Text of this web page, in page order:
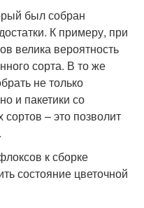
был собран
К примеру, при
велика вероятность
сорта. В то же
не только
и пакетики со
– это позволит
к сборке
состояние цветочной